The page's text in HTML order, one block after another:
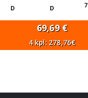
D D
69,69 €
4 kpl: 278,76€